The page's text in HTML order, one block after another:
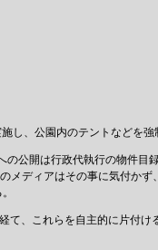
し、公園内のテントなどを
公開は行政代執行の物件目
メディアはその事に気付か
て、これらを自主的に片付け